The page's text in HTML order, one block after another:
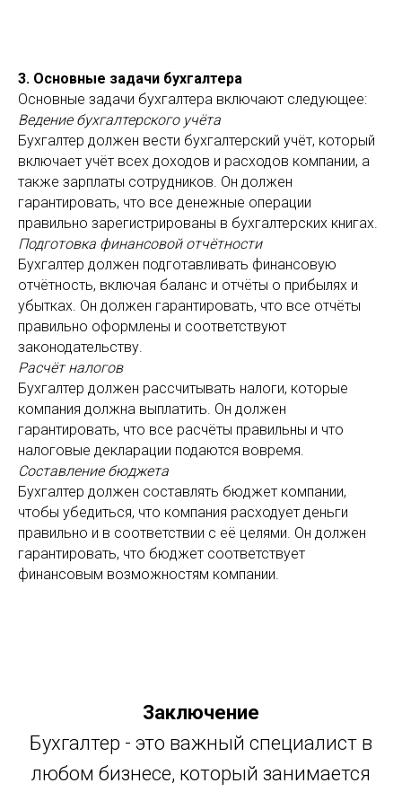
3. Основные задачи бухгалтера
Основные задачи бухгалтера включают следующее:
Ведение бухгалтерского учёта
Бухгалтер должен вести бухгалтерский учёт, который
включает учёт всех доходов и расходов компании, а
также зарплаты сотрудников. Он должен
гарантировать, что все денежные операции
правильно зарегистрированы в бухгалтерских книгах.
Подготовка финансовой отчётности
Бухгалтер должен подготавливать финансовую
отчётность, включая баланс и отчёты о прибылях и
убытках. Он должен гарантировать, что все отчёты
правильно оформлены и соответствуют
законодательству.
Расчёт налогов
Бухгалтер должен рассчитывать налоги, которые
компания должна выплатить. Он должен
гарантировать, что все расчёты правильны и что
налоговые декларации подаются вовремя.
Составление бюджета
Бухгалтер должен составлять бюджет компании,
чтобы убедиться, что компания расходует деньги
правильно и в соответствии с её целями. Он должен
гарантировать, что бюджет соответствует
финансовым возможностям компании.
Заключение
Бухгалтер - это важный специалист в
любом бизнесе, который занимается